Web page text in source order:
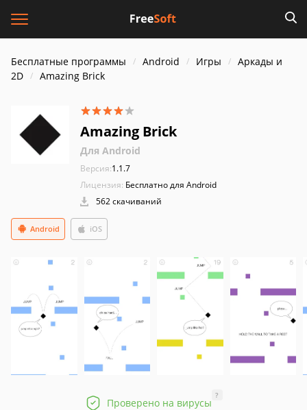
Бесплатные программы Android Игры
Аркады и
2D
Amazing Brick
Amazing Brick
Для Android
Версия:1.1.7
Лицензия: Бесплатно для Android
562 скачиваний
Android iOS
Проверено на вирусы
?